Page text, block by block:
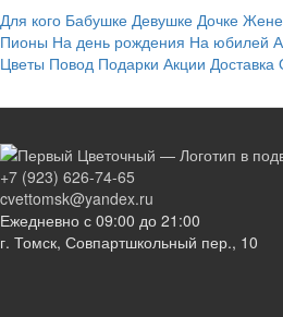
Для кого Бабушке Девушке Дочке Жене
Пионы На день рождения На юбилей
Цветы Повод Подарки Акции Доставка
+7 (923) 626-74-65
cvettomsk@yandex.ru
Ежедневно с 09:00 до 21:00
г. Томск, Совпартшкольный пер., 10